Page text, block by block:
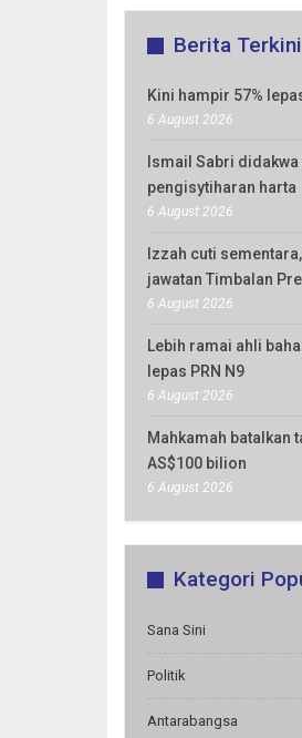
Berita Terkini
Kini hampir 57%
6 August 2026
Ismail Sabri
pengisytiharan harta
6 August 2026
Izzah cuti
jawatan Timbalan
6 August 2026
Lebih ramai ahli
lepas PRN N9
6 August 2026
Mahkamah batalkan
AS$100 bilion
6 August 2026
Kategori
Sana Sini
Politik
Antarabangsa